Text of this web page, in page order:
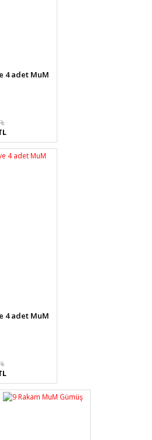
4 adet MuM
4 adet MuM